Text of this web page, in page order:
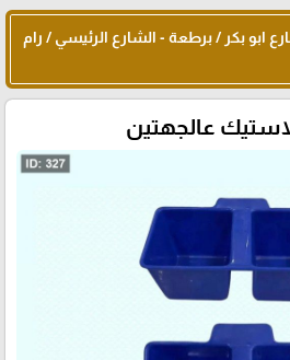
ابو بكر / برطعة - الشارع الرئيسي / رام
عالجهتين